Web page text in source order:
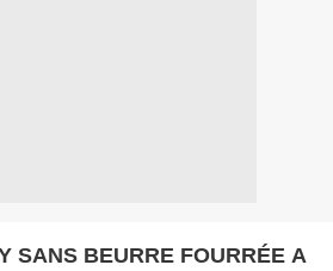
SANS BEURRE FOURRÉE A